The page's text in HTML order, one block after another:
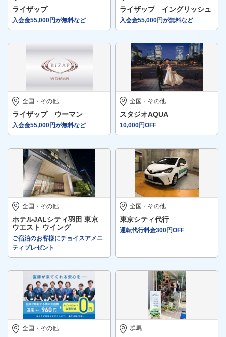
ライザップ
入会金55,000円が無料など
ライザップ イングリッシュ
入会金55,000円が無料など
全国・その他
ライザップ ウーマン
入会金55,000円が無料など
全国・その他
スタジオAQUA
10,000円OFF
全国・その他
ホテルJALシティ羽田 東京
ウエスト ウイング
ご宿泊のお客様にチョイスアメニ
ティプレゼント
全国・その他
東京シティ代行
運転代行料金300円OFF
全国・その他 群馬